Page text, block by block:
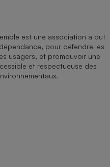
est une association à but
pour défendre les
usagers, et promouvoir une
et respectueuse des